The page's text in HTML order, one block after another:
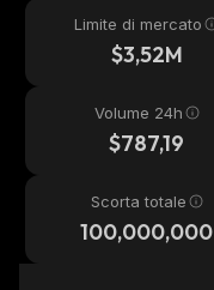
Limite di mercato
$3,52M
Volume 24h
$787,19
Scorta totale
100,000,000